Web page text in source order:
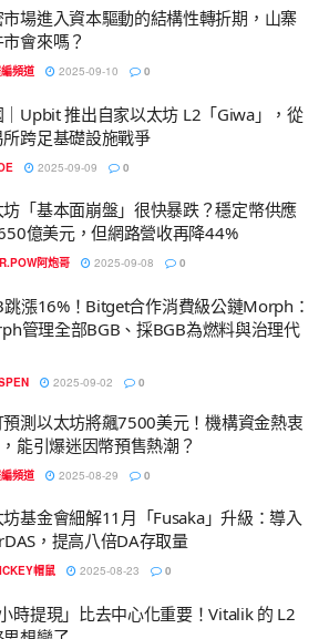
場進入資本驅動的結構性轉折期，山寨
會來嗎？
頻道 2025-09-10 0
Upbit 推出自家以太坊 L2「Giwa」，從
所跨足基礎設施戰爭
2025-09-09 0
「基本面崩盤」很快暴跌？穩定幣供應
億美元，但網路營收再降44%
阿炮哥 2025-09-08 0
跳漲16%！Bitget合作消費級公鏈Morph：
管理全部BGB、採BGB為燃料與治理代
2025-09-02 0
測以太坊將飆7500美元！機構資金熱衷
能引爆迷因幣預售熱潮？
頻道 2025-08-29 0
基金會細解11月「Fusaka」升級：導入
，提高八倍DA存取量
帽鼠 2025-08-23 0
小時提現」比去中心化重要！Vitalik 的 L2